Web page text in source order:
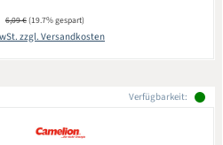
Regulärer Preis:
6,09 €(19.7% gespart)
zzgl. Versandkosten
Verfügbarkeit: